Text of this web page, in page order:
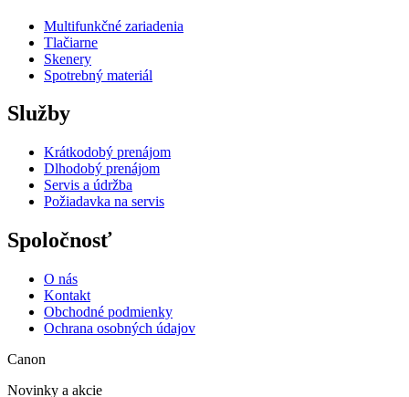
Multifunkčné zariadenia
Tlačiarne
Skenery
Spotrebný materiál
Služby
Krátkodobý prenájom
Dlhodobý prenájom
Servis a údržba
Požiadavka na servis
Spoločnosť
O nás
Kontakt
Obchodné podmienky
Ochrana osobných údajov
Canon
Novinky a akcie